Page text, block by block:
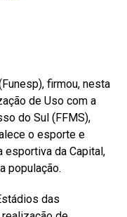
firmou, nesta
de Uso com a
do Sul (FFMS),
o esporte e
esportiva da Capital,
população.
das